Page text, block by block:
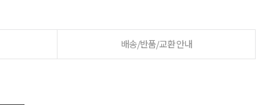
배송/반품/교환 안내